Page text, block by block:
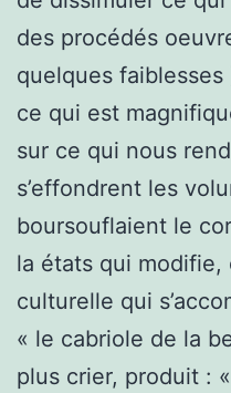
des procédés
quelques
ce qui est
sur ce qui nous
s’effondrent les
boursouflaient le
la états qui modifie,
culturelle qui
« le cabriole de la
plus crier, produit :